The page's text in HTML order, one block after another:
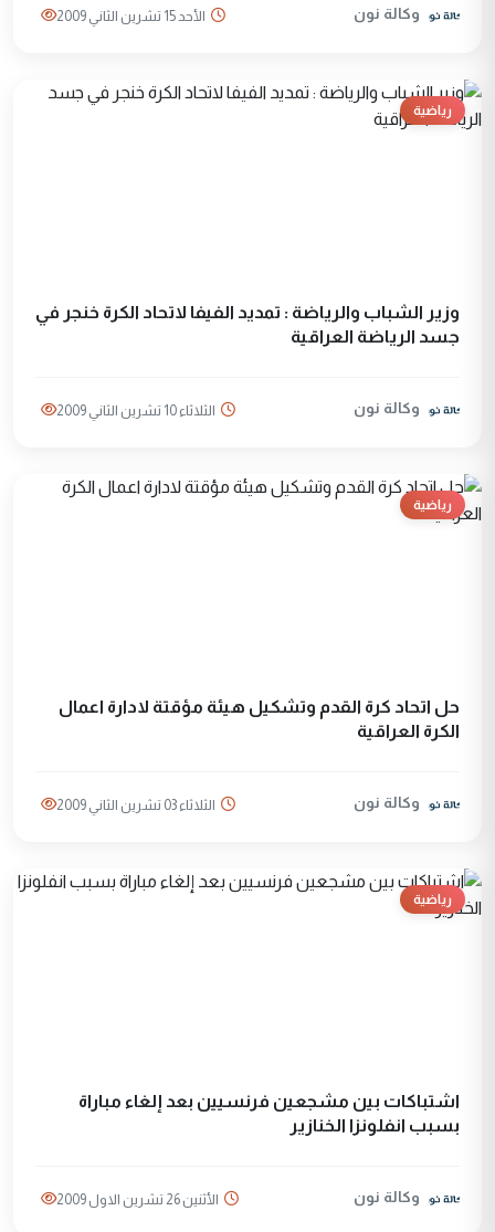
وكالة نون الأحد 15 تشرين الثاني 2009
رياضية
وزير الشباب والرياضة : تمديد الفيفا لاتحاد الكرة خنجر في
جسد الرياضة العراقية
وكالة نون الثلاثاء 10 تشرين الثاني 2009
رياضية
حل اتحاد كرة القدم وتشكيل هيئة مؤقتة لادارة اعمال
الكرة العراقية
وكالة نون الثلاثاء 03 تشرين الثاني 2009
رياضية
اشتباكات بين مشجعين فرنسيين بعد إلغاء مباراة
بسبب انفلونزا الخنازير
وكالة نون الأثنين 26 تشرين الاول 2009